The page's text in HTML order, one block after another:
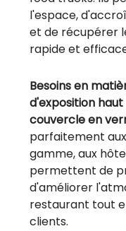
l'espace,
et de récupérer
rapide et
Besoins en
d'exposition
couvercle en
parfaitement
gamme, aux
permettent de
d'améliorer
restaurant tout
clients.